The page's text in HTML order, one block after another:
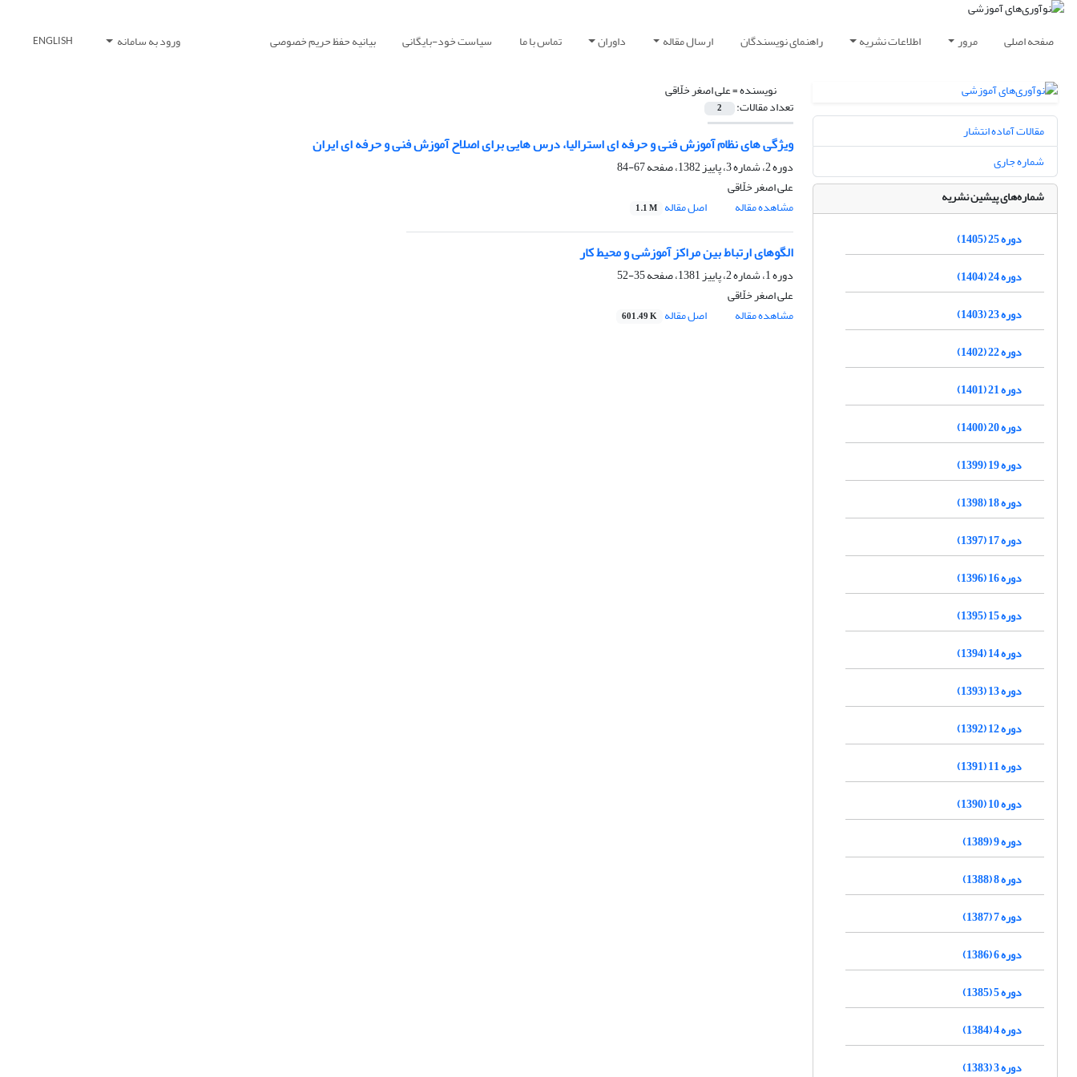
صفحه اصلی مرور اطلاعات نشریه راهنمای نویسندگان ارسال مقاله داوران تماس با ما سیاست خود-بایگانی بیانیه حفظ حریم خصوصی ورود به سامانه ENGLISH
نویسنده =علی اصغر خلّاقی
تعداد مقالات: 2
ویژگی های نظام آموزش فنی و حرفه ای استرالیا، درس هایی برای اصلاح آموزش فنی و حرفه ای ایران
دوره 2، شماره 3، پاییز 1382، صفحه
67-84
علی اصغر خلّاقی
مشاهده مقاله
اصل مقاله 1.1 M
الگوهای ارتباط بین مراکز آموزشی و محیط کار
دوره 1، شماره 2، پاییز 1381، صفحه
35-52
علی اصغر خلّاقی
مشاهده مقاله
اصل مقاله 601.49 K
مقالات آماده انتشار
شماره جاری
شماره‌های پیشین نشریه
دوره 25 (1405)
دوره 24 (1404)
دوره 23 (1403)
دوره 22 (1402)
دوره 21 (1401)
دوره 20 (1400)
دوره 19 (1399)
دوره 18 (1398)
دوره 17 (1397)
دوره 16 (1396)
دوره 15 (1395)
دوره 14 (1394)
دوره 13 (1393)
دوره 12 (1392)
دوره 11 (1391)
دوره 10 (1390)
دوره 9 (1389)
دوره 8 (1388)
دوره 7 (1387)
دوره 6 (1386)
دوره 5 (1385)
دوره 4 (1384)
دوره 3 (1383)